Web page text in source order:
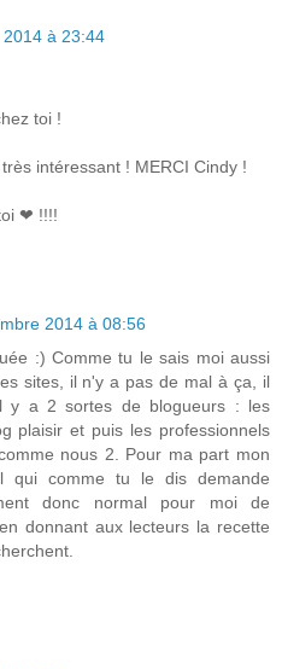
à 23:44
toi !
intéressant ! MERCI Cindy !
❤ !!!!
2014 à 08:56
:) Comme tu le sais moi aussi
sites, il n'y a pas de mal à ça, il
y a 2 sortes de blogueurs : les
plaisir et puis les professionnels
nous 2. Pour ma part mon
qui comme tu le dis demande
donc normal pour moi de
donnant aux lecteurs la recette